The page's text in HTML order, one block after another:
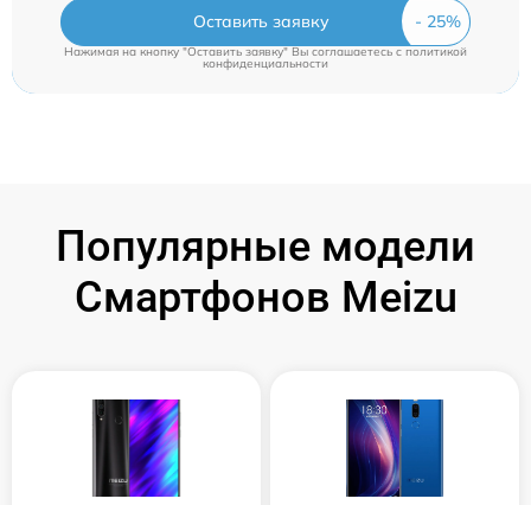
Оставить заявку
Нажимая на кнопку "Оставить заявку" Вы соглашаетесь cполитикой
конфиденциальности
Популярные модели
Смартфонов Meizu